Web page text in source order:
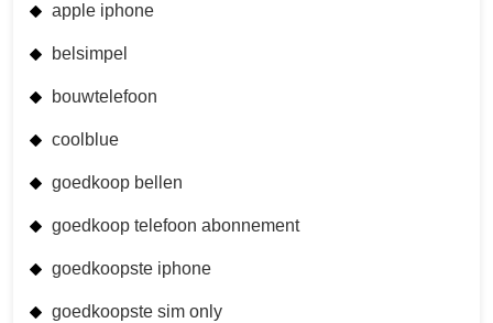
apple iphone
belsimpel
bouwtelefoon
coolblue
goedkoop bellen
goedkoop telefoon abonnement
goedkoopste iphone
goedkoopste sim only